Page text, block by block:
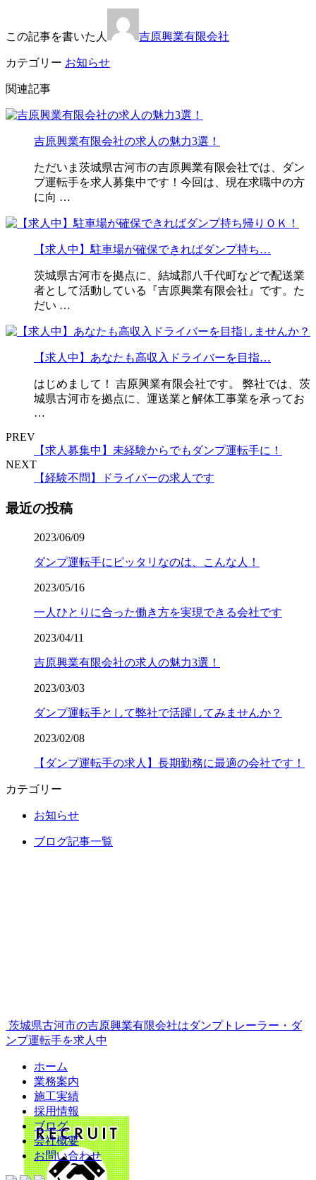
この記事を書いた人 吉原興業有限会社
カテゴリー お知らせ
関連記事
吉原興業有限会社の求人の魅力3選！
ただいま茨城県古河市の吉原興業有限会社では、ダン
プ運転手を求人募集中です！今回は、現在求職中の方
に向 …
【求人中】駐車場が確保できればダンプ持ち…
茨城県古河市を拠点に、結城郡八千代町などで配送業
者として活動している『吉原興業有限会社』です。た
だい …
【求人中】あなたも高収入ドライバーを目指…
はじめまして！ 吉原興業有限会社です。 弊社では、茨
城県古河市を拠点に、運送業と解体工事業を承ってお
…
PREV
【求人募集中】未経験からでもダンプ運転手に！
NEXT
【経験不問】ドライバーの求人です
最近の投稿
2023/06/09
ダンプ運転手にピッタリなのは、こんな人！
2023/05/16
一人ひとりに合った働き方を実現できる会社です
2023/04/11
吉原興業有限会社の求人の魅力3選！
2023/03/03
ダンプ運転手として弊社で活躍してみませんか？
2023/02/08
【ダンプ運転手の求人】長期勤務に最適の会社です！
カテゴリー
お知らせ
ブログ記事一覧
茨城県古河市の吉原興業有限会社はダンプトレーラー・ダ
ンプ運転手を求人中
ホーム
業務案内
施工実績
採用情報
ブログ
会社概要
お問い合わせ